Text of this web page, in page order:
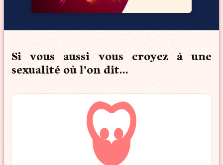
Si vous aussi vous croyez à une
sexualité où l’on dit…